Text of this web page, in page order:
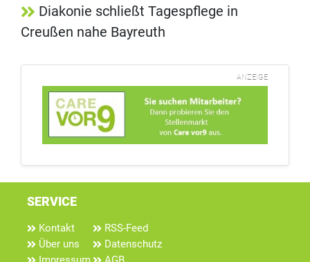
Diakonie schließt Tagespflege in
Creußen nahe Bayreuth
ANZEIGE
SERVICE
Kontakt
Über uns
RSS-Feed
Datenschutz